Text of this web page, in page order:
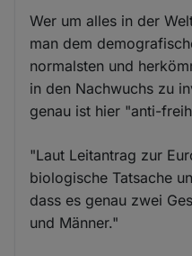
Wer um alles in der
man dem
normalsten und
in den Nachwuchs zu
genau ist hier "anti-
"Laut Leitantrag zur
biologische Tatsache
dass es genau zwei
und Männer."